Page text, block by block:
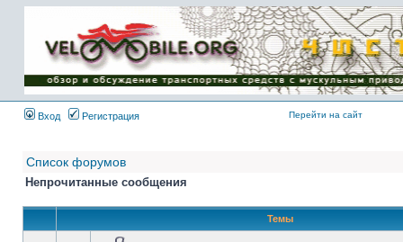
Имя пользователя:
Пароль:
{ LOG_ME_IN_SHORT
}
Вход
Регистрация Перейти на сайт
Список форумов
Непрочитанные сообщения
Темы